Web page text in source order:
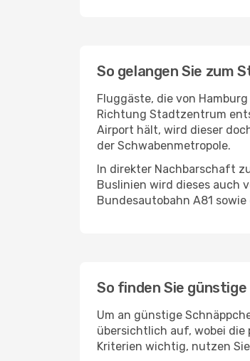
So gelangen Sie zum
Fluggäste, die von
Richtung Stadtzentrum
Airport hält, wird dieser
der Schwabenmetropole.
In direkter Nachbarschaft
Buslinien wird dieses auch
Bundesautobahn A81
So finden Sie
Um an günstige
übersichtlich auf, wobei die
Kriterien wichtig, nutzen